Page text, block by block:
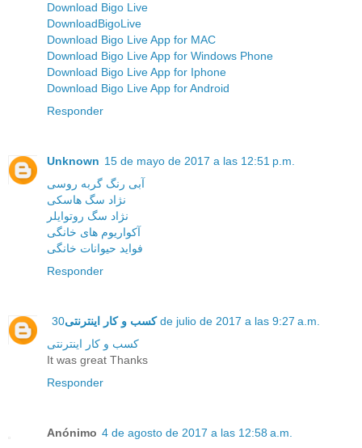
Download Bigo Live
DownloadBigoLive
Download Bigo Live App for MAC
Download Bigo Live App for Windows Phone
Download Bigo Live App for Iphone
Download Bigo Live App for Android
Responder
Unknown 15 de mayo de 2017 a las 12:51 p.m.
آبی رنگ گربه روسی
نژاد سگ هاسکی
نژاد سگ روتوایلر
آکواریوم های خانگی
فواید حیوانات خانگی
Responder
کسب و کار اینترنتی30 de julio de 2017 a las 9:27 a.m.
کسب و کار اینترنتی
It was great Thanks
Responder
Anónimo 4 de agosto de 2017 a las 12:58 a.m.